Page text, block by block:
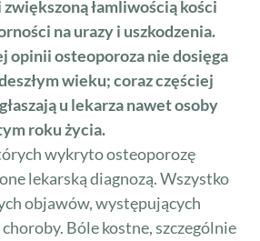
łamliwością kości
na urazy i uszkodzenia.
opinii osteoporoza nie dosięga
wieku; coraz częściej
u lekarza nawet osoby
roku życia.
wykryto osteoporozę
lekarską diagnozą. Wszystko
objawów, występujących
Bóle kostne, szczególnie